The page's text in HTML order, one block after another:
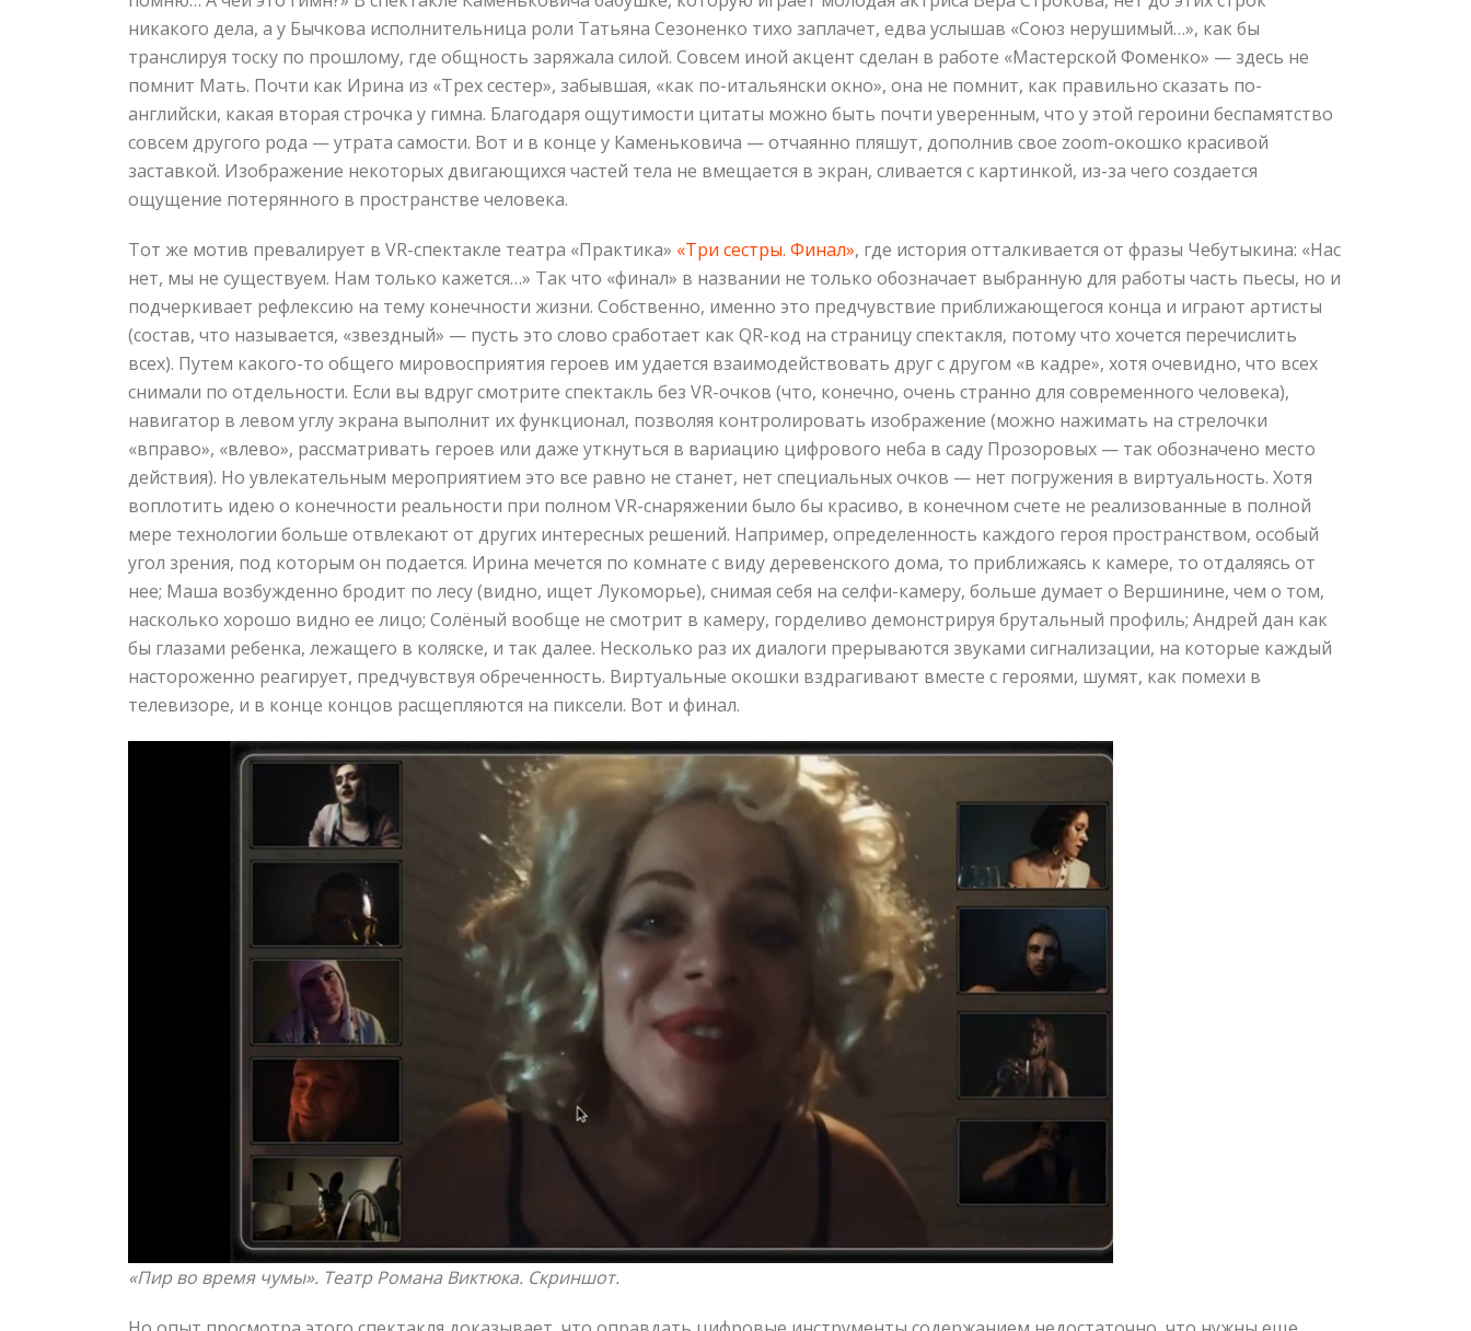
никакого дела, а у Бычкова исполнительница роли Татьяна Сезоненко тихо заплачет, едва услышав «Союз нерушимый…», как бы
транслируя тоску по прошлому, где общность заряжала силой. Совсем иной акцент сделан в работе «Мастерской Фоменко» — здесь не
помнит Мать. Почти как Ирина из «Трех сестер», забывшая, «как по-итальянски окно», она не помнит, как правильно сказать по-
английски, какая вторая строчка у гимна. Благодаря ощутимости цитаты можно быть почти уверенным, что у этой героини беспамятство
совсем другого рода — утрата самости. Вот и в конце у Каменьковича — отчаянно пляшут, дополнив свое zoom-окошко красивой
заставкой. Изображение некоторых двигающихся частей тела не вмещается в экран, сливается с картинкой, из-за чего создается
ощущение потерянного в пространстве человека.
Тот же мотив превалирует в VR-спектакле театра «Практика» «Три сестры. Финал», где история отталкивается от фразы Чебутыкина: «Нас
нет, мы не существуем. Нам только кажется…» Так что «финал» в названии не только обозначает выбранную для работы часть пьесы, но и
подчеркивает рефлексию на тему конечности жизни. Собственно, именно это предчувствие приближающегося конца и играют артисты
(состав, что называется, «звездный» — пусть это слово сработает как QR-код на страницу спектакля, потому что хочется перечислить
всех). Путем какого-то общего мировосприятия героев им удается взаимодействовать друг с другом «в кадре», хотя очевидно, что всех
снимали по отдельности. Если вы вдруг смотрите спектакль без VR-очков (что, конечно, очень странно для современного человека),
навигатор в левом углу экрана выполнит их функционал, позволяя контролировать изображение (можно нажимать на стрелочки
«вправо», «влево», рассматривать героев или даже уткнуться в вариацию цифрового неба в саду Прозоровых — так обозначено место
действия). Но увлекательным мероприятием это все равно не станет, нет специальных очков — нет погружения в виртуальность. Хотя
воплотить идею о конечности реальности при полном VR-снаряжении было бы красиво, в конечном счете не реализованные в полной
мере технологии больше отвлекают от других интересных решений. Например, определенность каждого героя пространством, особый
угол зрения, под которым он подается. Ирина мечется по комнате с виду деревенского дома, то приближаясь к камере, то отдаляясь от
нее; Маша возбужденно бродит по лесу (видно, ищет Лукоморье), снимая себя на селфи-камеру, больше думает о Вершинине, чем о том,
насколько хорошо видно ее лицо; Солёный вообще не смотрит в камеру, горделиво демонстрируя брутальный профиль; Андрей дан как
бы глазами ребенка, лежащего в коляске, и так далее. Несколько раз их диалоги прерываются звуками сигнализации, на которые каждый
настороженно реагирует, предчувствуя обреченность. Виртуальные окошки вздрагивают вместе с героями, шумят, как помехи в
телевизоре, и в конце концов расщепляются на пиксели. Вот и финал.
«Пир во время чумы». Театр Романа Виктюка. Скриншот.